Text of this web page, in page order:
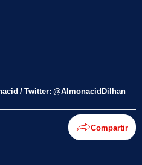
/ Twitter: @AlmonacidDilhan
Compartir